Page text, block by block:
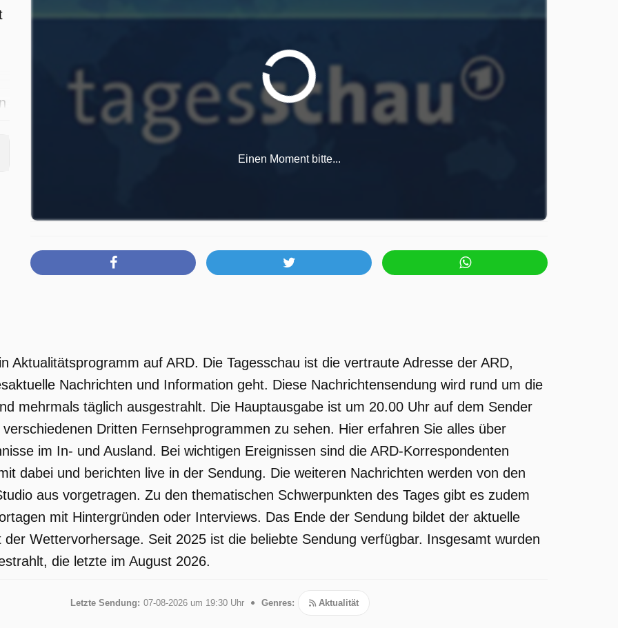
Einen Moment bitte...
Aktualitätsprogramm auf ARD. Die Tagesschau ist die vertraute Adresse der ARD,
Nachrichten und Information geht. Diese Nachrichtensendung wird rund um die
mehrmals täglich ausgestrahlt. Die Hauptausgabe ist um 20.00 Uhr auf dem Sender
Dritten Fernsehprogrammen zu sehen. Hier erfahren Sie alles über
im In- und Ausland. Bei wichtigen Ereignissen sind die ARD-Korrespondenten
dabei und berichten live in der Sendung. Die weiteren Nachrichten werden von den
aus vorgetragen. Zu den thematischen Schwerpunkten des Tages gibt es zudem
mit Hintergründen oder Interviews. Das Ende der Sendung bildet der aktuelle
Wettervorhersage. Seit 2025 ist die beliebte Sendung verfügbar. Insgesamt wurden
die letzte im August 2026.
Letzte Sendung: 07-08-2026 um 19:30 Uhr Genres: Aktualität